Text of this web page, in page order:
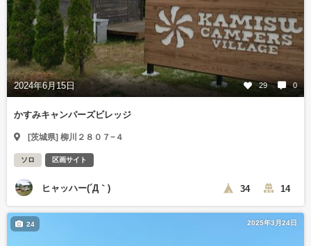
2024年6月15日 29 0
かすみキャンパーズビレッジ
[茨城県] 柳川２８０７−４
ソロ 区画サイト
ヒャッハー(´Д｀) 34 14
2025年3月24日
24